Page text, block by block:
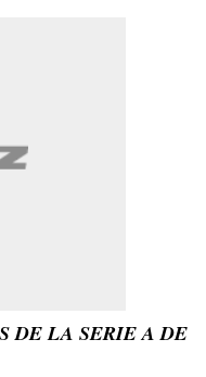
DE LA SERIE A DE